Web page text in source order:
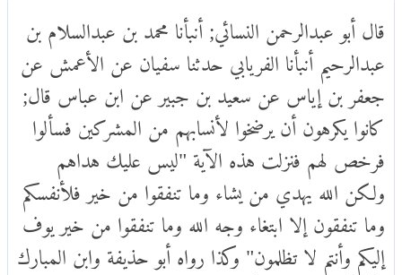
قال أبو عبدالرحمن النسائي; أنبأنا محمد بن عبدالسلام بن
عبدالرحيم أنبأنا الفريابي حدثنا سفيان عن الأعمش عن
جعفر بن إياس عن سعيد بن جبير عن ابن عباس قال;
كانوا يكرهون أن يرضخوا لأنسابهم من المشركين فسألوا
فرخص لهم فنزلت هذه الآية "ليس عليك هداهم
ولكن الله يهدي من يشاء وما تنفقوا من خير فلأنفسكم
وما تنفقون إلا ابتغاء وجه الله وما تنفقوا من خير يوف
إليكم وأنتم لا تظلمون" وكذا رواه أبو حذيفة وابن المبارك